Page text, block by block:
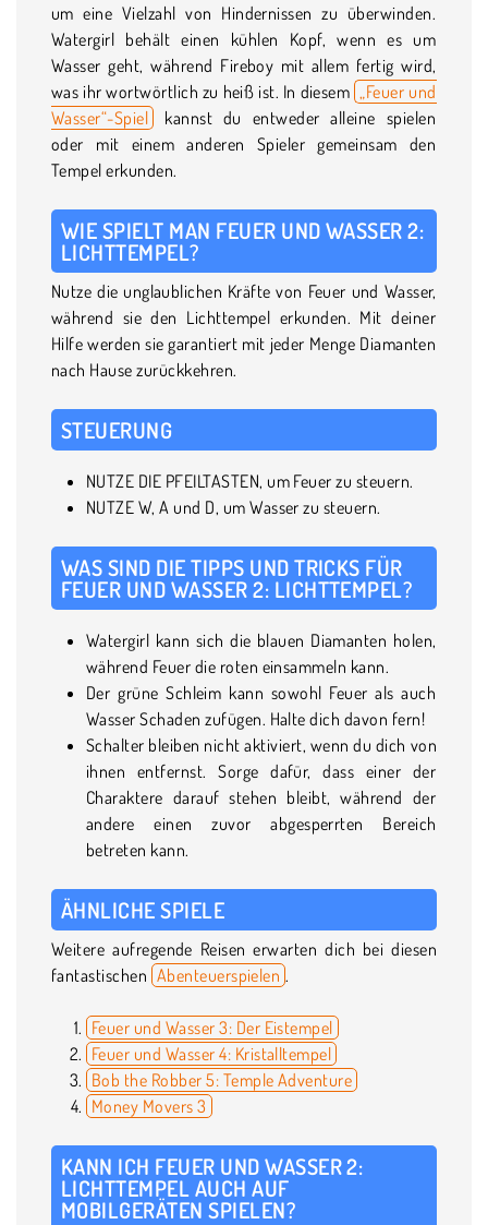
um eine Vielzahl von Hindernissen zu überwinden.
Watergirl behält einen kühlen Kopf, wenn es um
Wasser geht, während Fireboy mit allem fertig wird,
was ihr wortwörtlich zu heiß ist. In diesem „Feuer und
Wasser“-Spiel
kannst du entweder alleine spielen
oder mit einem anderen Spieler gemeinsam den
Tempel erkunden.
WIE SPIELT MAN FEUER UND WASSER 2:
LICHTTEMPEL?
Nutze die unglaublichen Kräfte von Feuer und Wasser,
während sie den Lichttempel erkunden. Mit deiner
Hilfe werden sie garantiert mit jeder Menge Diamanten
nach Hause zurückkehren.
STEUERUNG
NUTZE DIE PFEILTASTEN, um Feuer zu steuern.
NUTZE W, A und D, um Wasser zu steuern.
WAS SIND DIE TIPPS UND TRICKS FÜR
FEUER UND WASSER 2: LICHTTEMPEL?
Watergirl kann sich die blauen Diamanten holen,
während Feuer die roten einsammeln kann.
Der grüne Schleim kann sowohl Feuer als auch
Wasser Schaden zufügen. Halte dich davon fern!
Schalter bleiben nicht aktiviert, wenn du dich von
ihnen entfernst. Sorge dafür, dass einer der
Charaktere darauf stehen bleibt, während der
andere einen zuvor abgesperrten Bereich
betreten kann.
ÄHNLICHE SPIELE
Weitere aufregende Reisen erwarten dich bei diesen
fantastischen Abenteuerspielen .
Feuer und Wasser 3: Der Eistempel
Feuer und Wasser 4: Kristalltempel
Bob the Robber 5: Temple Adventure
Money Movers 3
KANN ICH FEUER UND WASSER 2:
LICHTTEMPEL AUCH AUF
MOBILGERÄTEN SPIELEN?